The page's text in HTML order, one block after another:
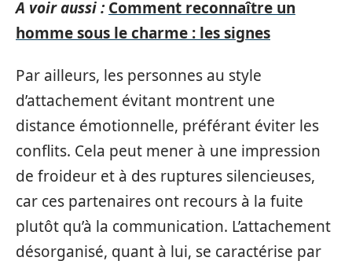
A voir aussi : Comment reconnaître un
homme sous le charme : les signes
Par ailleurs, les personnes au style
d’attachement évitant montrent une
distance émotionnelle, préférant éviter les
conflits. Cela peut mener à une impression
de froideur et à des ruptures silencieuses,
car ces partenaires ont recours à la fuite
plutôt qu’à la communication. L’attachement
désorganisé, quant à lui, se caractérise par